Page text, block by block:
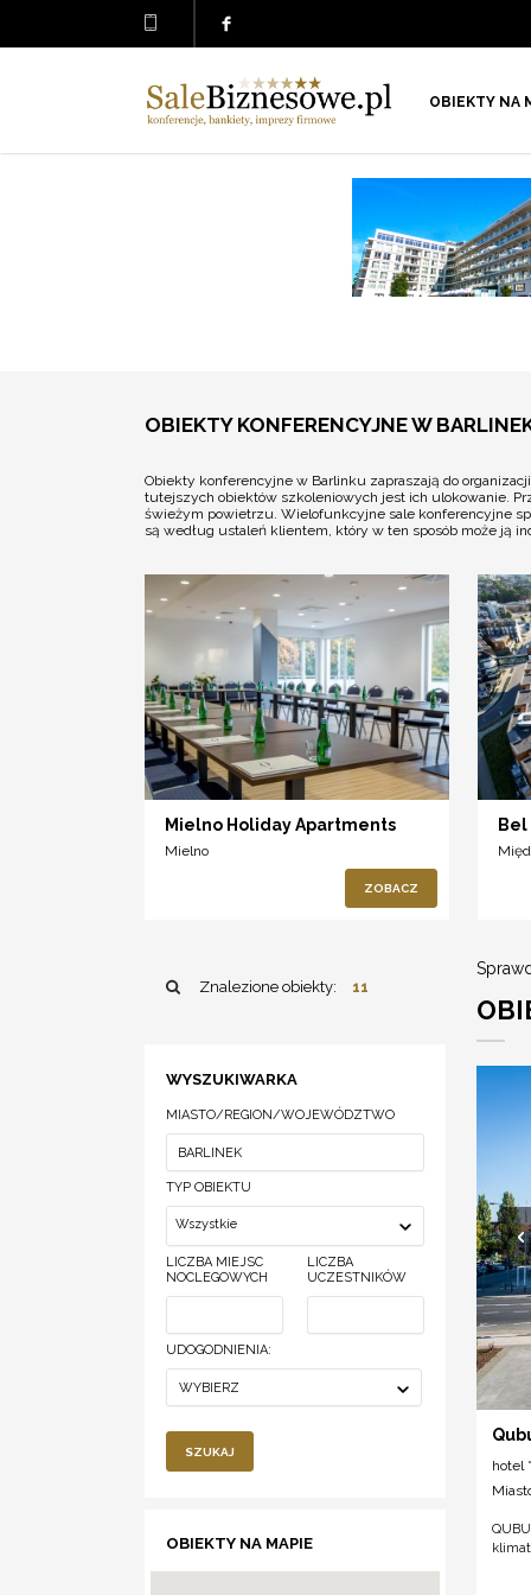
OBIEKTY NA
OBIEKTY KONFERENCYJNE W
Obiekty konferencyjne w Barlinku zapraszają do
tutejszych obiektów szkoleniowych jest ich ulokowanie.
świeżym powietrzu. Wielofunkcyjne sale konferencyjne
są według ustaleń klientem, który w ten sposób może ją
Mielno Holiday Apartments
Mielno
ZOBACZ
Znalezione obiekty: 11
WYSZUKIWARKA
MIASTO/REGION/WOJEWÓDZTWO
TYP OBIEKTU
Wszystkie
LICZBA MIEJSC
NOCLEGOWYCH
LICZBA
UCZESTNIKÓW
UDOGODNIENIA:
WYBIERZ
SZUKAJ
OBIEKTY NA MAPIE
hotel